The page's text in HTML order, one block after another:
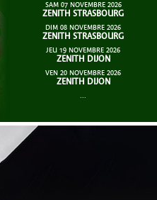
SAM 07 NOVEMBRE 2026
ZENITH STRASBOURG
DIM 08 NOVEMBRE 2026
ZENITH STRASBOURG
JEU 19 NOVEMBRE 2026
ZENITH DIJON
VEN 20 NOVEMBRE 2026
ZENITH DIJON
...